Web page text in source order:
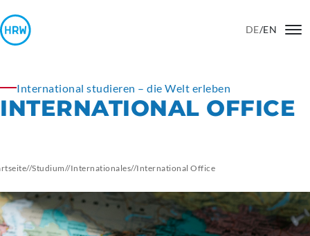
DE/EN
International studieren – die Welt erleben
INTERNATIONAL OFFICE
//Studium//Internationales//International Office